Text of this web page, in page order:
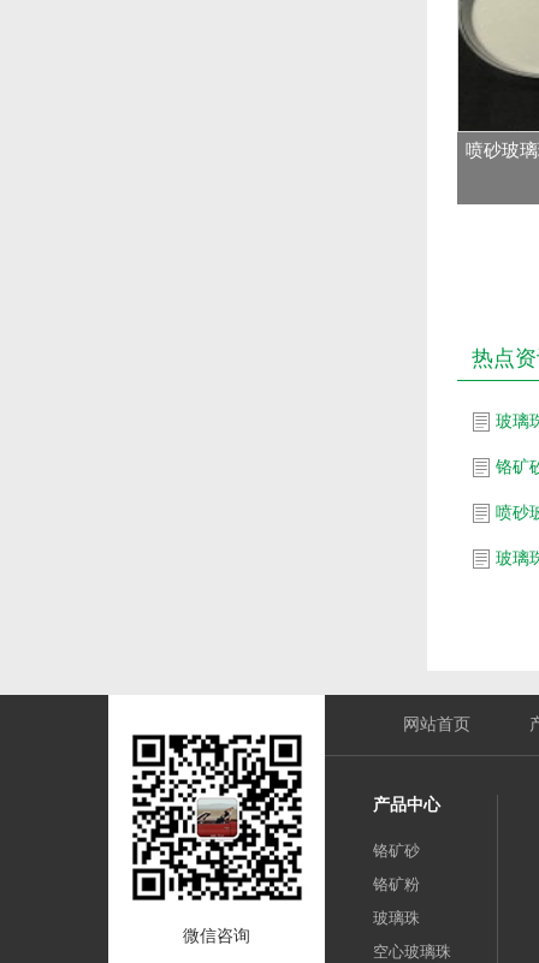
喷砂玻
热点
玻璃
铬矿
喷砂
玻璃
微信咨询
网站首页
产品中心
铬矿砂
铬矿粉
玻璃珠
空心玻璃珠